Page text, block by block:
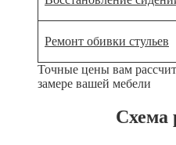
Ремонт обивки стульев
Точные цены вам
замере вашей мебели
Схема